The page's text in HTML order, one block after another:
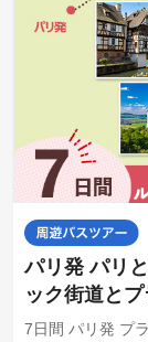
パリ発 パリ
ック街道と
7日間 パリ発 プ